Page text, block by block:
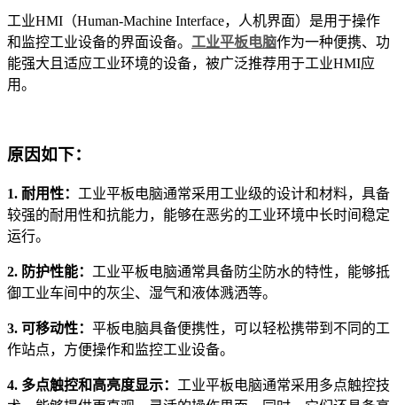
工业HMI（Human-Machine Interface，人机界面）是用于操作
和监控工业设备的界面设备。 工业平板电脑作为一种便携、功
能强大且适应工业环境的设备，被广泛推荐用于工业HMI应
用。
原因如下：
1. 耐用性： 工业平板电脑通常采用工业级的设计和材料，具备
较强的耐用性和抗能力，能够在恶劣的工业环境中长时间稳定
运行。
2. 防护性能： 工业平板电脑通常具备防尘防水的特性，能够抵
御工业车间中的灰尘、湿气和液体溅洒等。
3. 可移动性： 平板电脑具备便携性，可以轻松携带到不同的工
作站点，方便操作和监控工业设备。
4. 多点触控和高亮度显示： 工业平板电脑通常采用多点触控技